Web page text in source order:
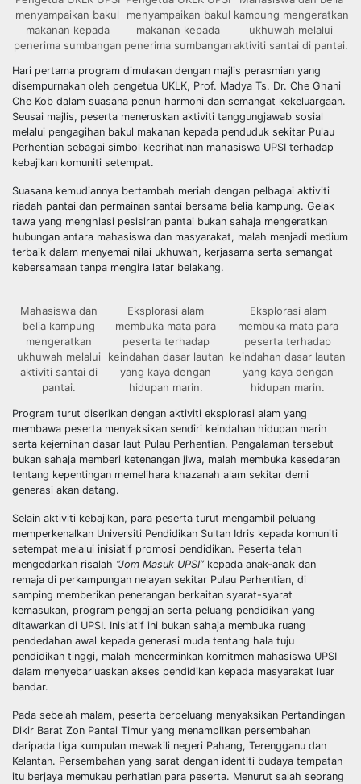
menyampaikan bakul
makanan kepada
penerima sumbangan
menyampaikan bakul
makanan kepada
penerima sumbangan
kampung mengeratkan
ukhuwah melalui
aktiviti santai di pantai.
Hari pertama program dimulakan dengan majlis perasmian yang
disempurnakan oleh pengetua UKLK, Prof. Madya Ts. Dr. Che Ghani
Che Kob dalam suasana penuh harmoni dan semangat kekeluargaan.
Seusai majlis, peserta meneruskan aktiviti tanggungjawab sosial
melalui pengagihan bakul makanan kepada penduduk sekitar Pulau
Perhentian sebagai simbol keprihatinan mahasiswa UPSI terhadap
kebajikan komuniti setempat.
Suasana kemudiannya bertambah meriah dengan pelbagai aktiviti
riadah pantai dan permainan santai bersama belia kampung. Gelak
tawa yang menghiasi pesisiran pantai bukan sahaja mengeratkan
hubungan antara mahasiswa dan masyarakat, malah menjadi medium
terbaik dalam menyemai nilai ukhuwah, kerjasama serta semangat
kebersamaan tanpa mengira latar belakang.
Mahasiswa dan
belia kampung
mengeratkan
ukhuwah melalui
aktiviti santai di
pantai.
Eksplorasi alam
membuka mata para
peserta terhadap
keindahan dasar lautan
yang kaya dengan
hidupan marin.
Eksplorasi alam
membuka mata para
peserta terhadap
keindahan dasar lautan
yang kaya dengan
hidupan marin.
Program turut diserikan dengan aktiviti eksplorasi alam yang
membawa peserta menyaksikan sendiri keindahan hidupan marin
serta kejernihan dasar laut Pulau Perhentian. Pengalaman tersebut
bukan sahaja memberi ketenangan jiwa, malah membuka kesedaran
tentang kepentingan memelihara khazanah alam sekitar demi
generasi akan datang.
Selain aktiviti kebajikan, para peserta turut mengambil peluang
memperkenalkan Universiti Pendidikan Sultan Idris kepada komuniti
setempat melalui inisiatif promosi pendidikan. Peserta telah
mengedarkan risalah “Jom Masuk UPSI” kepada anak-anak dan
remaja di perkampungan nelayan sekitar Pulau Perhentian, di
samping memberikan penerangan berkaitan syarat-syarat
kemasukan, program pengajian serta peluang pendidikan yang
ditawarkan di UPSI. Inisiatif ini bukan sahaja membuka ruang
pendedahan awal kepada generasi muda tentang hala tuju
pendidikan tinggi, malah mencerminkan komitmen mahasiswa UPSI
dalam menyebarluaskan akses pendidikan kepada masyarakat luar
bandar.
Pada sebelah malam, peserta berpeluang menyaksikan Pertandingan
Dikir Barat Zon Pantai Timur yang menampilkan persembahan
daripada tiga kumpulan mewakili negeri Pahang, Terengganu dan
Kelantan. Persembahan yang sarat dengan identiti budaya tempatan
itu berjaya memukau perhatian para peserta. Menurut salah seorang